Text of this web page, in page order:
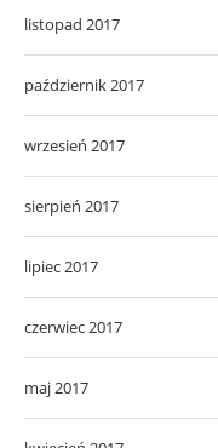
listopad 2017
październik 2017
wrzesień 2017
sierpień 2017
lipiec 2017
czerwiec 2017
maj 2017